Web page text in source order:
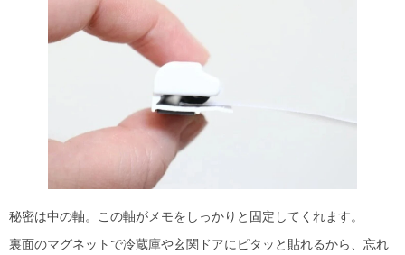
秘密は中の軸。この軸がメモをしっかりと固定してくれます。
裏面のマグネットで冷蔵庫や玄関ドアにピタッと貼れるから、忘れ